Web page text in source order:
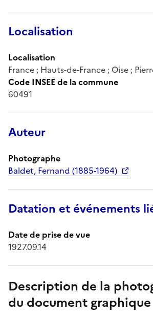
Localisation
Localisation
France ; Hauts-de-France ; Oise ;
Code INSEE de la commune
60491
Auteur
Photographe
Baldet, Fernand (1885-1964)
Datation et événements
Date de prise de vue
1927.09.14
Description de la
du document graphique